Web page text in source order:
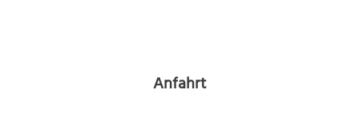
Anfahrt